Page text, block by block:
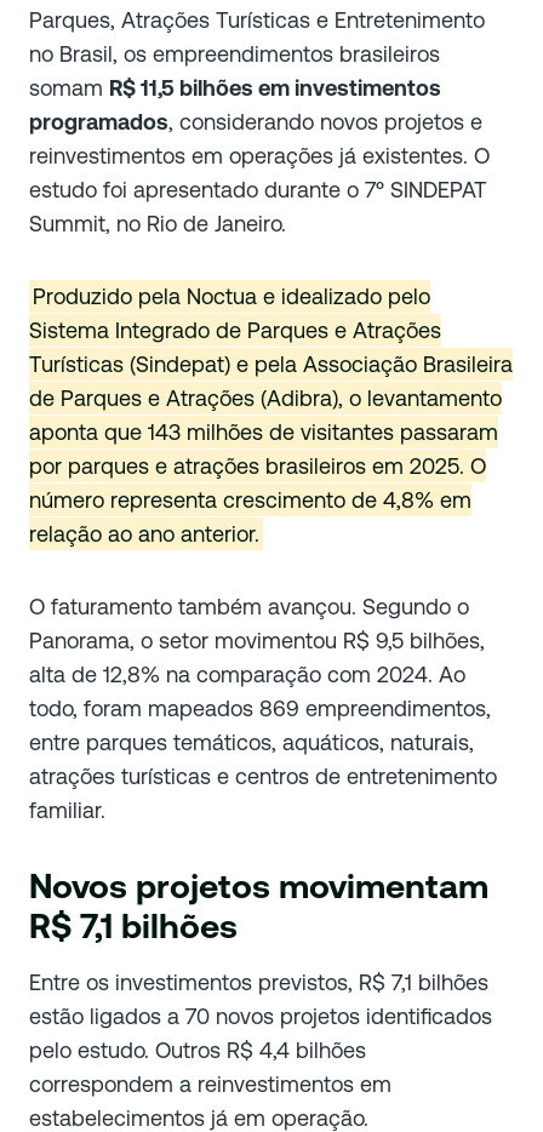
Parques, Atrações Turísticas e Entretenimento
no Brasil, os empreendimentos brasileiros
somam R$ 11,5 bilhões em investimentos
programados, considerando novos projetos e
reinvestimentos em operações já existentes. O
estudo foi apresentado durante o 7º SINDEPAT
Summit, no Rio de Janeiro.
Produzido pela Noctua e idealizado pelo
Sistema Integrado de Parques e Atrações
Turísticas (Sindepat) e pela Associação Brasileira
de Parques e Atrações (Adibra), o levantamento
aponta que 143 milhões de visitantes passaram
por parques e atrações brasileiros em 2025. O
número representa crescimento de 4,8% em
relação ao ano anterior.
O faturamento também avançou. Segundo o
Panorama, o setor movimentou R$ 9,5 bilhões,
alta de 12,8% na comparação com 2024. Ao
todo, foram mapeados 869 empreendimentos,
entre parques temáticos, aquáticos, naturais,
atrações turísticas e centros de entretenimento
familiar.
Novos projetos movimentam
R$ 7,1 bilhões
Entre os investimentos previstos, R$ 7,1 bilhões
estão ligados a 70 novos projetos identificados
pelo estudo. Outros R$ 4,4 bilhões
correspondem a reinvestimentos em
estabelecimentos já em operação.